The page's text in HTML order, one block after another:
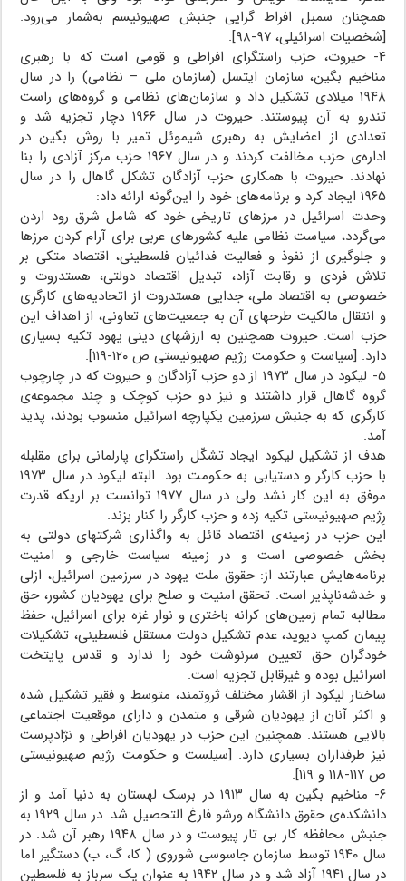
همچنان سمبل افراط گرایی جنبش صهیونیسم به‌شمار می‌رود.
[شخصیات اسرائیلی، ۹۷-۹۸].
۴- حیروت، حزب راستگرای افراطی و قومی است که با رهبری
مناخیم بگین، سازمان ایتسل (سازمان ملی – نظامی) را در سال
۱۹۴۸ میلادی تشکیل داد و سازمان‌های نظامی و گروه‌های راست
تندرو به آن پیوستند. حیروت در سال ۱۹۶۶ دچار تجزیه شد و
تعدادی از اعضایش به رهبری شیموئل تمیر با روش بگین در
اداره‌ی حزب مخالفت کردند و در سال ۱۹۶۷ حزب مرکز آزادی را بنا
نهادند. حیروت با همکاری حزب آزادگان تشکل گاهال را در سال
۱۹۶۵ ایجاد کرد و برنامه‌های خود را این‌گونه ارائه داد:
وحدت اسرائیل در مرزهای تاریخی خود که شامل شرق رود اردن
می‌گردد، سیاست نظامی علیه کشورهای عربی برای آرام کردن مرزها
و جلوگیری از نفوذ و فعالیت فدائیان فلسطینی، اقتصاد متکی بر
تلاش فردی و رقابت آزاد، تبدیل اقتصاد دولتی، هستدروت و
خصوصی به اقتصاد ملی، جدایی هستدروت از اتحادیه‌های کارگری
و انتقال مالکیت طرحهای آن به جمعیت‌های تعاونی، از اهداف این
حزب است. حیروت همچنین به ارزشهای دینی یهود تکیه بسیاری
دارد. [سیاست و حکومت رژیم صهیونیستی ص ۱۲۰-۱۱۹].
۵- لیکود در سال ۱۹۷۳ از دو حزب آزادگان و حیروت که در چارچوب
گروه گاهال قرار داشتند و نیز دو حزب کوچک و چند مجموعه‌ی
کارگری که به جنبش سرزمین یکپارچه اسرائیل منسوب بودند، پدید
آمد.
هدف از تشکیل لیکود ایجاد تشکّل راستگرای پارلمانی برای مقلبله
با حزب کارگر و دستیابی به حکومت بود. البته لیکود در سال ۱۹۷۳
موفق به این کار نشد ولی در سال ۱۹۷۷ توانست بر اریکه قدرت
رِژیم صهیونیستی تکیه زده و حزب کارگر را کنار بزند.
این حزب در زمینه‌ی اقتصاد قائل به واگذاری شرکتهای دولتی به
بخش خصوصی است و در زمینه سیاست خارجی و امنیت
برنامه‌هایش عبارتند از: حقوق ملت یهود در سرزمین اسرائیل، ازلی
و خدشه‌ناپذیر است. تحقق امنیت و صلح برای یهودیان کشور، حق
مطالبه تمام زمین‌های کرانه باختری و نوار غزه برای اسرائیل، حفظ
پیمان کمپ دیوید، عدم تشکیل دولت مستقل فلسطینی، تشکیلات
خودگران حق تعیین سرنوشت خود را ندارد و قدس پایتخت
اسرائیل بوده و غیرقابل تجزیه است.
ساختار لیکود از اقشار مختلف ثروتمند، متوسط و فقیر تشکیل شده
و اکثر آنان از یهودیان شرقی و متمدن و دارای موقعیت اجتماعی
بالایی هستند. همچنین این حزب در یهودیان افراطی و نژادپرست
نیز طرفداران بسیاری دارد. [سیلست و حکومت رژیم صهیونیستی
ص ۱۱۷-۱۱۸ و ۱۱۹].
۶- مناخیم بگین به سال ۱۹۱۳ در برسک لهستان به دنیا آمد و از
دانشکده‌ی حقوق دانشگاه ورشو فارغ التحصیل شد. در سال ۱۹۲۹ به
جنبش محافظه کار بی تار پیوست و در سال ۱۹۴۸ رهبر آن شد. در
سال ۱۹۴۰ توسط سازمان جاسوسی شوروی ( کا، گ، ب) دستگیر اما
در سال ۱۹۴۱ آزاد شد و در سال ۱۹۴۲ به عنوان یک سرباز به فلسطین